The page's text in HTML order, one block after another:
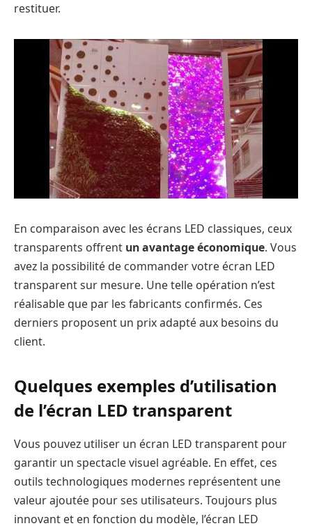
restituer.
En comparaison avec les écrans LED classiques, ceux
transparents offrent un avantage économique. Vous
avez la possibilité de commander votre écran LED
transparent sur mesure. Une telle opération n’est
réalisable que par les fabricants confirmés. Ces
derniers proposent un prix adapté aux besoins du
client.
Quelques exemples d’utilisation
de l’écran LED transparent
Vous pouvez utiliser un écran LED transparent pour
garantir un spectacle visuel agréable. En effet, ces
outils technologiques modernes représentent une
valeur ajoutée pour ses utilisateurs. Toujours plus
innovant et en fonction du modèle, l’écran LED